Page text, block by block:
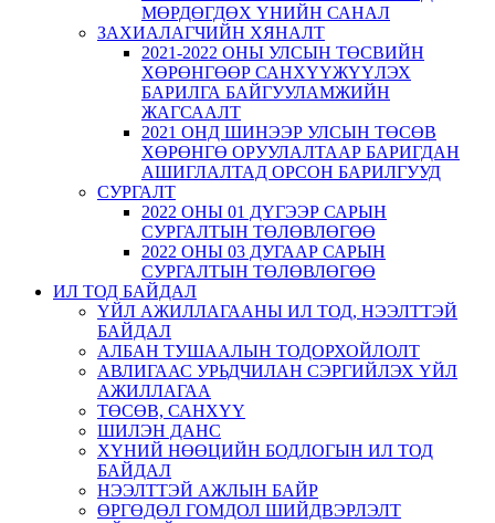
МӨРДӨГДӨХ ҮНИЙН САНАЛ
ЗАХИАЛАГЧИЙН ХЯНАЛТ
2021-2022 ОНЫ УЛСЫН ТӨСВИЙН
ХӨРӨНГӨӨР САНХҮҮЖҮҮЛЭХ
БАРИЛГА БАЙГУУЛАМЖИЙН
ЖАГСААЛТ
2021 ОНД ШИНЭЭР УЛСЫН ТӨСӨВ
ХӨРӨНГӨ ОРУУЛАЛТААР БАРИГДАН
АШИГЛАЛТАД ОРСОН БАРИЛГУУД
СУРГАЛТ
2022 ОНЫ 01 ДҮГЭЭР САРЫН
СУРГАЛТЫН ТӨЛӨВЛӨГӨӨ
2022 ОНЫ 03 ДУГААР САРЫН
СУРГАЛТЫН ТӨЛӨВЛӨГӨӨ
ИЛ ТОД БАЙДАЛ
ҮЙЛ АЖИЛЛАГААНЫ ИЛ ТОД, НЭЭЛТТЭЙ
БАЙДАЛ
АЛБАН ТУШААЛЫН ТОДОРХОЙЛОЛТ
АВЛИГААС УРЬДЧИЛАН СЭРГИЙЛЭХ ҮЙЛ
АЖИЛЛАГАА
ТӨСӨВ, САНХҮҮ
ШИЛЭН ДАНС
ХҮНИЙ НӨӨЦИЙН БОДЛОГЫН ИЛ ТОД
БАЙДАЛ
НЭЭЛТТЭЙ АЖЛЫН БАЙР
ӨРГӨДӨЛ ГОМДОЛ ШИЙДВЭРЛЭЛТ